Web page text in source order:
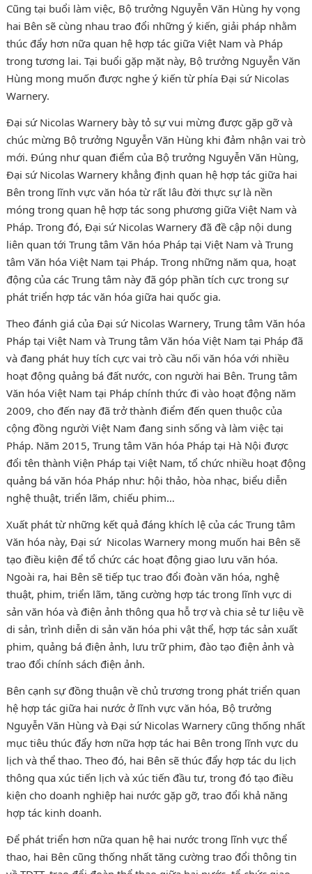
Cũng tại buổi làm việc, Bộ trưởng Nguyễn Văn Hùng hy vọng
hai Bên sẽ cùng nhau trao đổi những ý kiến, giải pháp nhằm
thúc đẩy hơn nữa quan hệ hợp tác giữa Việt Nam và Pháp
trong tương lai. Tại buổi gặp mặt này, Bộ trưởng Nguyễn Văn
Hùng mong muốn được nghe ý kiến từ phía Đại sứ Nicolas
Warnery.
Đại sứ Nicolas Warnery bày tỏ sự vui mừng được gặp gỡ và
chúc mừng Bộ trưởng Nguyễn Văn Hùng khi đảm nhận vai trò
mới. Đúng như quan điểm của Bộ trưởng Nguyễn Văn Hùng,
Đại sứ Nicolas Warnery khẳng định quan hệ hợp tác giữa hai
Bên trong lĩnh vực văn hóa từ rất lâu đời thực sự là nền
móng trong quan hệ hợp tác song phương giữa Việt Nam và
Pháp. Trong đó, Đại sứ Nicolas Warnery đã đề cập nội dung
liên quan tới Trung tâm Văn hóa Pháp tại Việt Nam và Trung
tâm Văn hóa Việt Nam tại Pháp. Trong những năm qua, hoạt
động của các Trung tâm này đã góp phần tích cực trong sự
phát triển hợp tác văn hóa giữa hai quốc gia.
Theo đánh giá của Đại sứ Nicolas Warnery, Trung tâm Văn hóa
Pháp tại Việt Nam và Trung tâm Văn hóa Việt Nam tại Pháp đã
và đang phát huy tích cực vai trò cầu nối văn hóa với nhiều
hoạt động quảng bá đất nước, con người hai Bên. Trung tâm
Văn hóa Việt Nam tại Pháp chính thức đi vào hoạt động năm
2009, cho đến nay đã trở thành điểm đến quen thuộc của
cộng đồng người Việt Nam đang sinh sống và làm việc tại
Pháp. Năm 2015, Trung tâm Văn hóa Pháp tại Hà Nội được
đổi tên thành Viện Pháp tại Việt Nam, tổ chức nhiều hoạt động
quảng bá văn hóa Pháp như: hội thảo, hòa nhạc, biểu diễn
nghệ thuật, triển lãm, chiếu phim…
Xuất phát từ những kết quả đáng khích lệ của các Trung tâm
Văn hóa này, Đại sứ Nicolas Warnery mong muốn hai Bên sẽ
tạo điều kiện để tổ chức các hoạt động giao lưu văn hóa.
Ngoài ra, hai Bên sẽ tiếp tục trao đổi đoàn văn hóa, nghệ
thuật, phim, triển lãm, tăng cường hợp tác trong lĩnh vực di
sản văn hóa và điện ảnh thông qua hỗ trợ và chia sẻ tư liệu về
di sản, trình diễn di sản văn hóa phi vật thể, hợp tác sản xuất
phim, quảng bá điện ảnh, lưu trữ phim, đào tạo điện ảnh và
trao đổi chính sách điện ảnh.
Bên cạnh sự đồng thuận về chủ trương trong phát triển quan
hệ hợp tác giữa hai nước ở lĩnh vực văn hóa, Bộ trưởng
Nguyễn Văn Hùng và Đại sứ Nicolas Warnery cũng thống nhất
mục tiêu thúc đẩy hơn nữa hợp tác hai Bên trong lĩnh vực du
lịch và thể thao. Theo đó, hai Bên sẽ thúc đẩy hợp tác du lịch
thông qua xúc tiến lịch và xúc tiến đầu tư, trong đó tạo điều
kiện cho doanh nghiệp hai nước gặp gỡ, trao đổi khả năng
hợp tác kinh doanh.
Để phát triển hơn nữa quan hệ hai nước trong lĩnh vực thể
thao, hai Bên cũng thống nhất tăng cường trao đổi thông tin